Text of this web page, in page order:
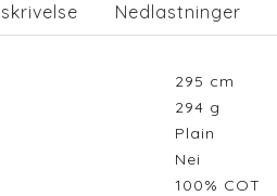
Nedlastninger
295 cm
294 g
Plain
Nei
100% COT